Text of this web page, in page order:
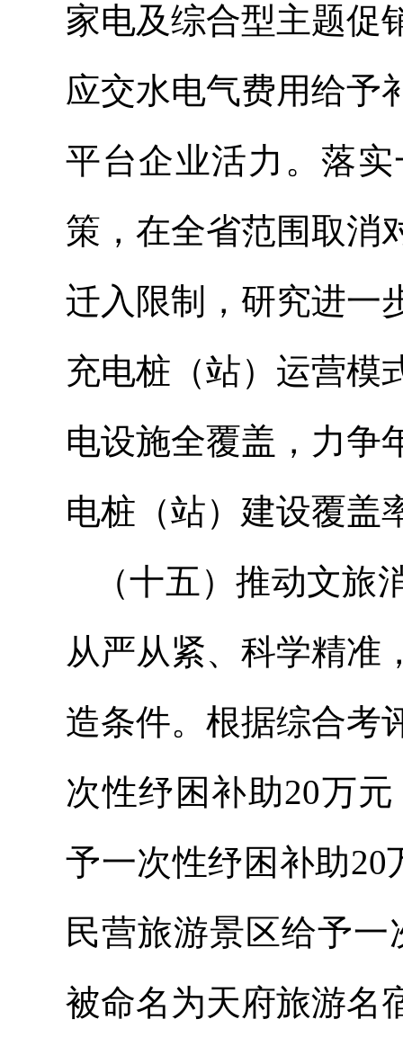
家电及综合型主题促
应交水电气费用给予
平台企业活力。落
策，在全省范围取消
迁入限制，研究进一
充电桩（站）运营模
电设施全覆盖，力争
电桩（站）建设覆盖
（十五）推动文
从严从紧、科学精准
造条件。根据综合考
次性纾困补助20万
予一次性纾困补助20
民营旅游景区给予一
被命名为天府旅游名